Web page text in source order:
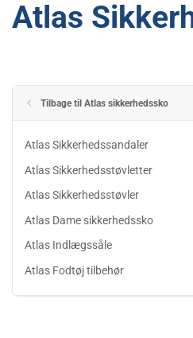
Atlas
Tilbage til Atlas sikkerhedssko
Atlas Sikkerhedssandaler
Atlas Sikkerhedsstøvletter
Atlas Sikkerhedsstøvler
Atlas Dame sikkerhedssko
Atlas Indlægssåle
Atlas Fodtøj tilbehør